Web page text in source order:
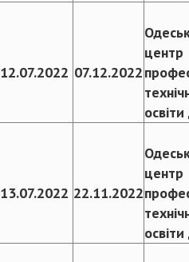
12.07.2022 07.12.2022
центр
13.07.2022 22.11.2022
центр